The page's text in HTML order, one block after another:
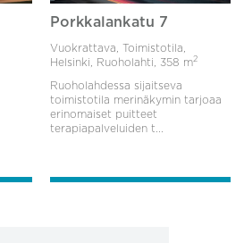
Porkkalankatu 7
Vuokrattava, Toimistotila,
Helsinki, Ruoholahti,
358 m2
Ruoholahdessa sijaitseva
toimistotila merinäkymin tarjoaa
erinomaiset puitteet
terapiapalveluiden t...